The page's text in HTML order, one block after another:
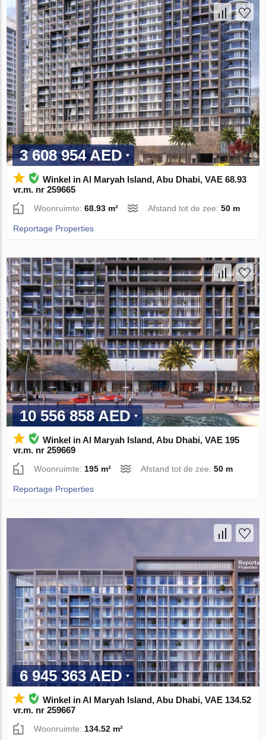
3 608 954 AED
Winkel in Al Maryah Island, Abu Dhabi, VAE 68.93
vr.m. nr 259665
Woonruimte:68.93 m² Afstand tot de zee:50 m
Reportage Properties
10 556 858 AED
Winkel in Al Maryah Island, Abu Dhabi, VAE 195
vr.m. nr 259669
Woonruimte: 195 m² Afstand tot de zee:50 m
Reportage Properties
6 945 363 AED
Winkel in Al Maryah Island, Abu Dhabi, VAE 134.52
vr.m. nr 259667
Woonruimte:134.52 m²